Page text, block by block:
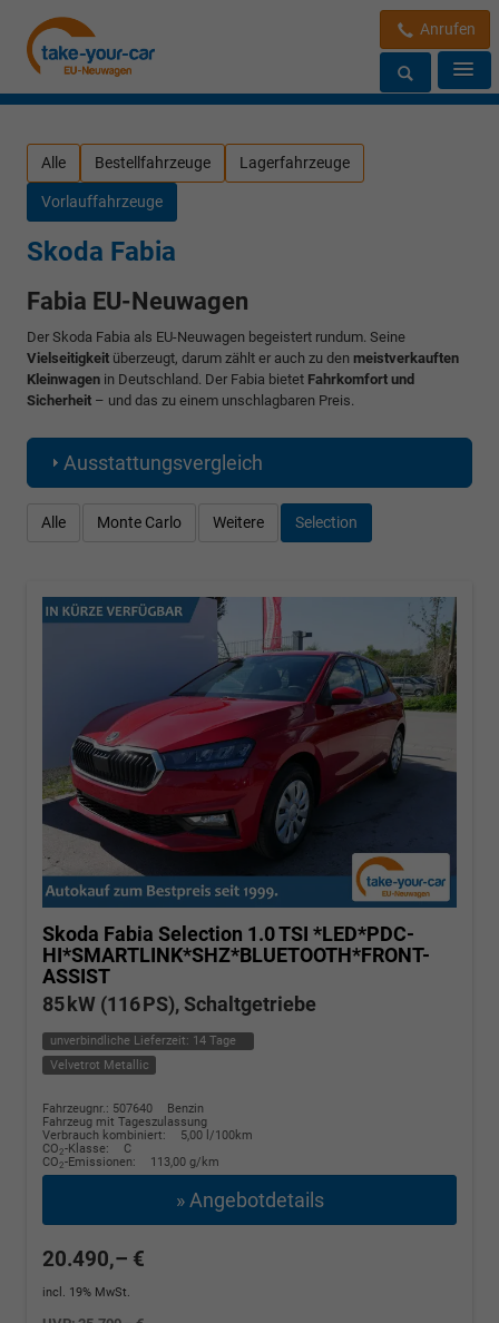
Anrufen
Alle Bestellfahrzeuge Lagerfahrzeuge
Vorlauffahrzeuge
Skoda Fabia
Fabia EU-Neuwagen
Der Skoda Fabia als EU-Neuwagen begeistert rundum. Seine
Vielseitigkeit überzeugt, darum zählt er auch zu den meistverkauften
Kleinwagen in Deutschland. Der Fabia bietet Fahrkomfort und
Sicherheit – und das zu einem unschlagbaren Preis.
Ausstattungsvergleich
Alle Monte Carlo Weitere Selection
Skoda Fabia Selection 1.0 TSI *LED*PDC-
HI*SMARTLINK*SHZ*BLUETOOTH*FRONT-
ASSIST
85 kW (116 PS), Schaltgetriebe
unverbindliche Lieferzeit: 14 Tage
Velvetrot Metallic
Fahrzeugnr.: 507640
Benzin
Fahrzeug mit Tageszulassung
Verbrauch kombiniert:
5,00 l/100km
CO2-Klasse:
C
CO2-Emissionen: 113,00 g/km
» Angebotdetails
20.490,– €
incl. 19% MwSt.